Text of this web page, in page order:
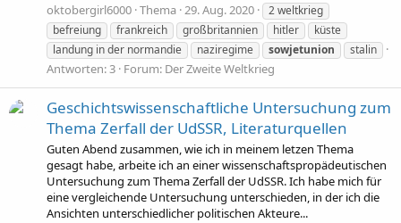
oktobergirl6000 Thema 29. Aug. 2020
2 weltkrieg
befreiung
frankreich großbritannien hitler
küste
landung in der normandie
naziregime sowjetunion stalin
Antworten: 3 Forum: Der Zweite Weltkrieg
Geschichtswissenschaftliche Untersuchung zum
Thema Zerfall der UdSSR, Literaturquellen
Guten Abend zusammen, wie ich in meinem letzen Thema
gesagt habe, arbeite ich an einer wissenschaftspropädeutischen
Untersuchung zum Thema Zerfall der UdSSR. Ich habe mich für
eine vergleichende Untersuchung unterschieden, in der ich die
Ansichten unterschiedlicher politischen Akteure...